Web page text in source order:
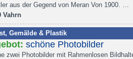
aus der Gegend von Meran Von 1900. …
Vahrn
Gemälde & Plastik
schöne Photobilder
zwei Photobilder mit Rahmenlosen